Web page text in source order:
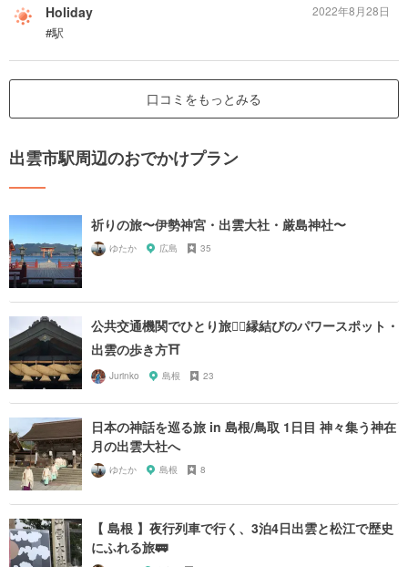
Holiday
#駅
2022年8月28日
口コミをもっとみる
出雲市駅周辺のおでかけプラン
祈りの旅〜伊勢神宮・出雲大社・厳島神社〜
ゆたか 広島 35
公共交通機関でひとり旅🚶‍♀️縁結びのパワースポット・
出雲の歩き方⛩
Jurinko 島根 23
日本の神話を巡る旅 in 島根/鳥取 1日目 神々集う神在
月の出雲大社へ
ゆたか 島根 8
【 島根 】夜行列車で行く、3泊4日出雲と松江で歴史
にふれる旅🚃